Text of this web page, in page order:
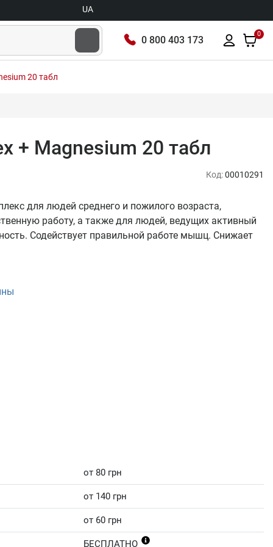
UA
0 800 403 173
0
20 табл
+ Magnesium 20 табл
Код:00010291
для людей среднего и пожилого возраста,
работу, а также для людей, ведущих активный
Содействует правильной работе мышц. Снижает
от 80 грн
от 140 грн
от 60 грн
БЕСПЛАТНО